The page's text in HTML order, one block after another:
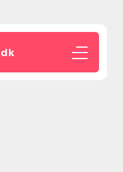
dk